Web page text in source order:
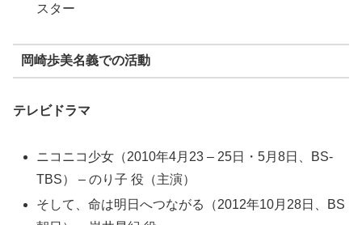
スター
岡崎歩美名義での活動
テレビドラマ
ニコニコ少女（2010年4月23 – 25日・5月8日、BS-
TBS） – のり子 役（主演）
そして、命は明日へつながる（2012年10月28日、BS